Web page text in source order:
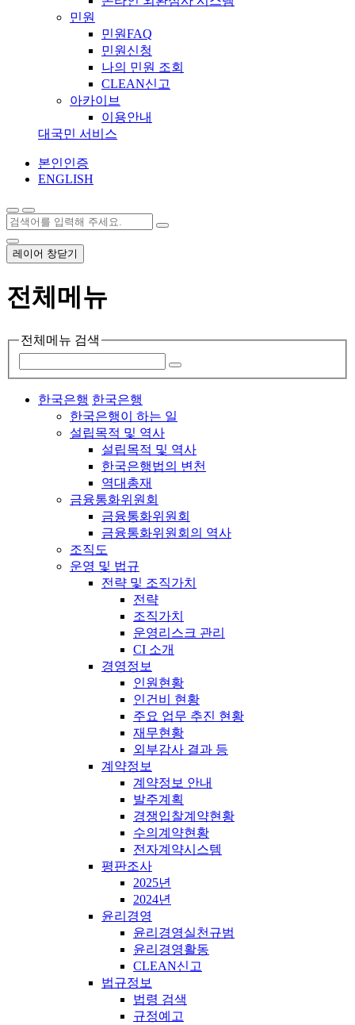
민원
민원FAQ
민원신청
나의 민원 조회
CLEAN신고
아카이브
이용안내
대국민 서비스
본인인증
ENGLISH
레이어 창닫기
전체메뉴
전체메뉴 검색
한국은행 한국은행
한국은행이 하는 일
설립목적 및 역사
설립목적 및 역사
한국은행법의 변천
역대총재
금융통화위원회
금융통화위원회
금융통화위원회의 역사
조직도
운영 및 법규
전략 및 조직가치
전략
조직가치
운영리스크 관리
CI 소개
경영정보
인원현황
인건비 현황
주요 업무 추진 현황
재무현황
외부감사 결과 등
계약정보
계약정보 안내
발주계획
경쟁입찰계약현황
수의계약현황
전자계약시스템
평판조사
2025년
2024년
윤리경영
윤리경영실천규범
윤리경영활동
CLEAN신고
법규정보
법령 검색
규정예고